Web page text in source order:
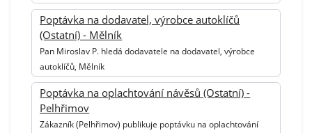
Poptávka na dodavatel, výrobce autoklíčů
(Ostatní) - Mělník
Pan Miroslav P. hledá dodavatele na dodavatel, výrobce
autoklíčů, Mělník
Poptávka na oplachtování návěsů (Ostatní) -
Pelhřimov
Zákazník (Pelhřimov) publikuje poptávku na oplachtování